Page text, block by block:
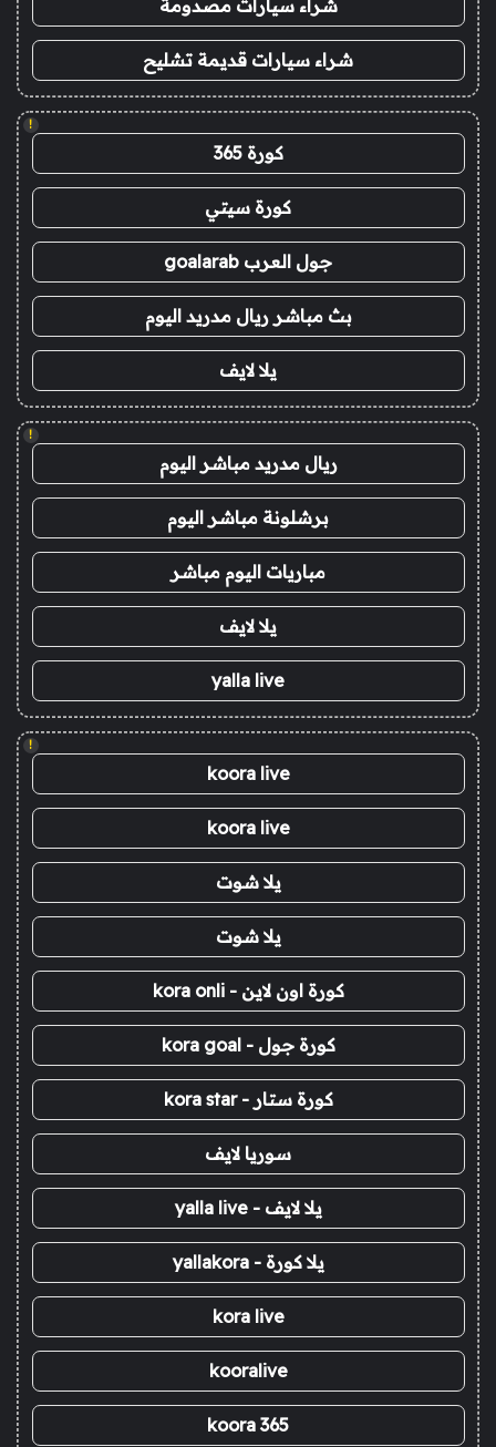
شراء سيارات مصدومة
شراء سيارات قديمة تشليح
!
كورة 365
كورة سيتي
جول العرب goalarab
بث مباشر ريال مدريد اليوم
يلا لايف
!
ريال مدريد مباشر اليوم
برشلونة مباشر اليوم
مباريات اليوم مباشر
يلا لايف
yalla live
!
koora live
koora live
يلا شوت
يلا شوت
كورة اون لاين - kora onli
كورة جول - kora goal
كورة ستار - kora star
سوريا لايف
يلا لايف - yalla live
يلا كورة - yallakora
kora live
kooralive
koora 365